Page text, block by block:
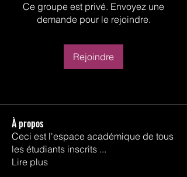
Ce groupe est privé. Envoyez une
demande pour le rejoindre.
Rejoindre
À propos
Ceci est l'espace académique de tous
les étudiants inscrits ...
Lire plus